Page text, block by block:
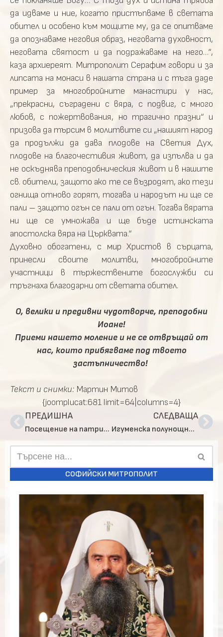
да идваме и ние, когато пристъпваме в светата
обител и особено към мощите му, да се опитваме
да опознаваме неговия образ, неговата духовност,
неговата святост и да подражаваме на него…“,
каза архиереят. Митрополит Серафим говори и за
липсата на монаси в нашата страна и с тъга даде
пример за многобройните манастири у нас,
„прекрасни, съградени с вяра, с подвиг, с много
любов, с пожертвования, но трагично празни“ и
призова да търсим в молитвите си „нашият народ
да продължи да дава плодове на Светия Дух,
плодове на благочестивия живот, да изпълва и да
не оскъднява преподобническия живот и в нашите
св. обители, защото ако те се възродят, ако тези
огнища отново горят, тогава и народът ни ще се
пали – защото огън се пали от огън. Тогава вярата
ни ще се умножава и ще бъде истинската
апостолска вяра на Църквата.“
Духовно обогатени, с мир Христов в сърцата,
принесли своите молитви, многобройните
участници в тържествените богослужби си
тръгнаха благодарни от светата обител.
О, велики и предивни чудотворче, преподобни
Иоане!
Приеми нашето моление и не се отвръщай от
нас, които прибягваме под твоето
застъпничество!
Текст и снимки: Мартин Митов
{joomplucat:681 limit=64|columns=4}
ПРЕДИШНА
Посещение на патриарх Неофит в Зелениковския скит
СЛЕДВАЩА
Игуменска полунощница в Троянската света обител
СОФИЙСКИ МИТРОПОЛИТ